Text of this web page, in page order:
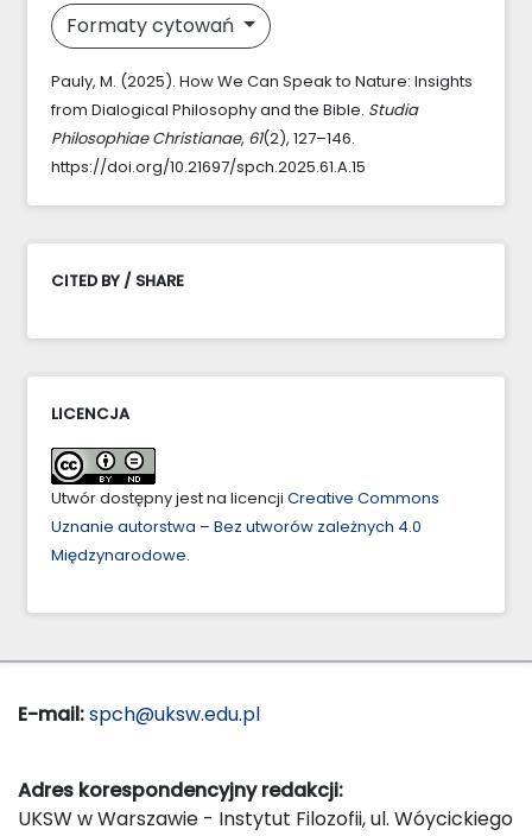
Formaty cytowań
Pauly, M. (2025). How We Can Speak to Nature: Insights
from Dialogical Philosophy and the Bible. Studia
Philosophiae Christianae, 61(2), 127–146.
https://doi.org/10.21697/spch.2025.61.A.15
CITED BY / SHARE
LICENCJA
Utwór dostępny jest na licencji Creative Commons
Uznanie autorstwa – Bez utworów zależnych 4.0
Międzynarodowe.
E-mail:spch@uksw.edu.pl
Adres korespondencyjny redakcji:
UKSW w Warszawie - Instytut Filozofii, ul. Wóycickiego